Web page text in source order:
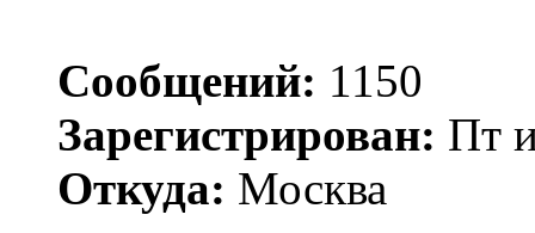
Сообщений: 1150
Зарегистрирован: Пт
Откуда: Москва